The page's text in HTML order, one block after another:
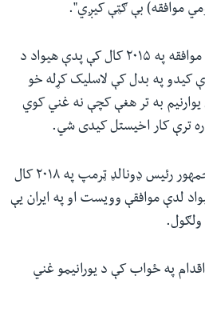
موافقه) بې ګټې کیږي".
د ایران اسلامي جمهوریت دا موافقه په ۲۰۱۵ کال کې پدې هیواد د
کیدو په بدل کې لاسلیک کړله خو
به تر هغې کچې نه غني کوي
ترې کار اخیستل کیدی شي.
خو د متحده ایالاتو مخکني جمهور رئیس ډونالډ ټرمپ په ۲۰۱۸ کال
لدې موافقې وویست او په ایران یې
ولګول.
اقدام په ځواب کې د یورانیمو غني